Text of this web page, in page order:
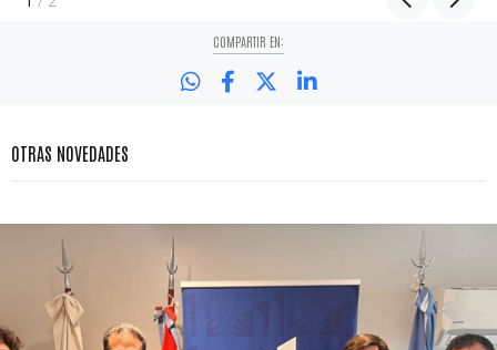
COMPARTIR EN:
OTRAS NOVEDADES